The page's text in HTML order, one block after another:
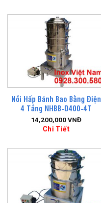
Nồi Hấp Bánh Bao Bằng Điện
4 Tầng NHBB-D400-4T
14,200,000VNĐ
Chi Tiết